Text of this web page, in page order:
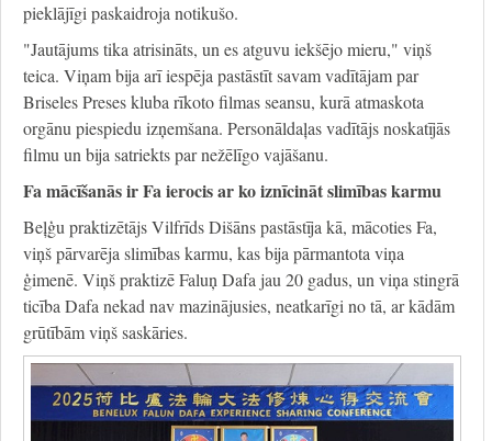
pieklājīgi paskaidroja notikušo.
"Jautājums tika atrisināts, un es atguvu iekšējo mieru," viņš
teica. Viņam bija arī iespēja pastāstīt savam vadītājam par
Briseles Preses kluba rīkoto filmas seansu, kurā atmaskota
orgānu piespiedu izņemšana. Personāldaļas vadītājs noskatījās
filmu un bija satriekts par nežēlīgo vajāšanu.
Fa mācīšanās ir Fa ierocis ar ko iznīcināt slimības karmu
Beļģu praktizētājs Vilfrīds Dišāns pastāstīja kā, mācoties Fa,
viņš pārvarēja slimības karmu, kas bija pārmantota viņa
ģimenē. Viņš praktizē Faluņ Dafa jau 20 gadus, un viņa stingrā
ticība Dafa nekad nav mazinājusies, neatkarīgi no tā, ar kādām
grūtībām viņš saskāries.